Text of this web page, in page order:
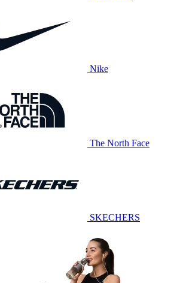
Nike
The North Face
SKECHERS